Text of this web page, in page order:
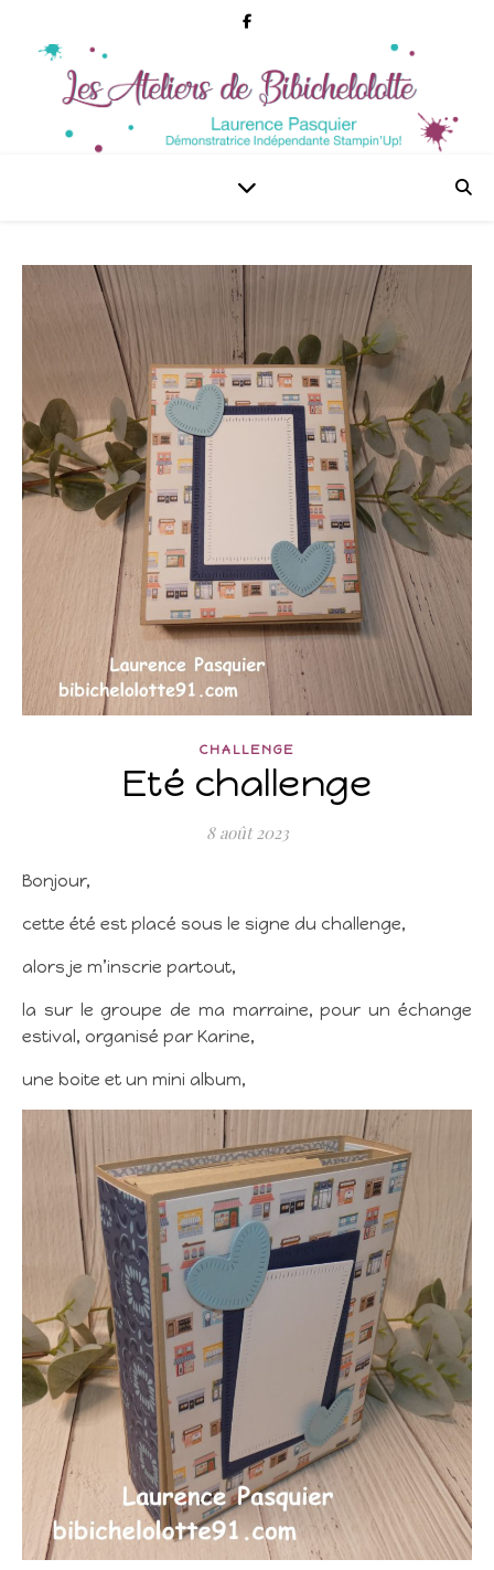
CHALLENGE
Eté challenge
8 août 2023
Bonjour,
cette été est placé sous le signe du challenge,
alors je m’inscrie partout,
la sur le groupe de ma marraine, pour un échange
estival, organisé par Karine,
une boite et un mini album,